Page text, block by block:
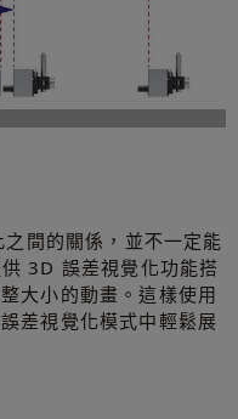
間的關係，並不一定能
3D 誤差視覺化功能搭
大小的動畫。這樣使用
差視覺化模式中輕鬆展